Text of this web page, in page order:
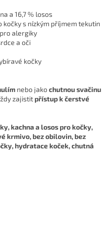
a 16,7 % losos
kočky s nízkým příjmem tekutin
alergiky
a oči
kočky
nebo jakochutnou svačinu
zajistitpřístup k čerstvé
kachna a losos pro kočky,
krmivo, bez obilovin, bez
hydratace koček, chutná